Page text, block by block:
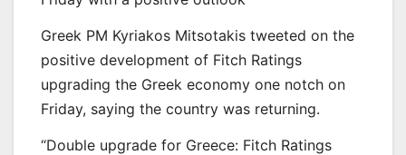
b
o
o
k
A
p
p
st
n
g
er
m
α
σ
τε
ίτ
ε
Greek PM Kyriakos Mitsotakis tweeted on the
positive development of Fitch Ratings
upgrading the Greek economy one notch on
Friday, saying the country was returning.
“Double upgrade for Greece: Fitch Ratings